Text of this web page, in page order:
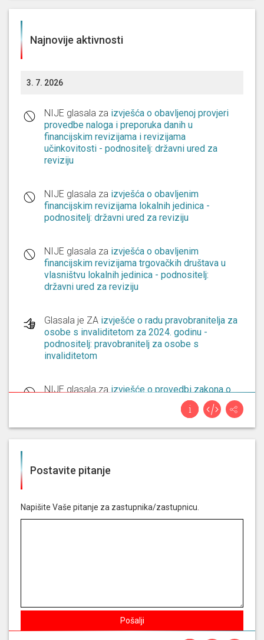
Najnovije aktivnosti
3. 7. 2026
NIJE glasala za izvješća o obavljenoj provjeri
provedbe naloga i preporuka danih u
financijskim revizijama i revizijama
učinkovitosti - podnositelj: državni ured za
reviziju
NIJE glasala za izvješća o obavljenim
financijskim revizijama lokalnih jedinica -
podnositelj: državni ured za reviziju
NIJE glasala za izvješća o obavljenim
financijskim revizijama trgovačkih društava u
vlasništvu lokalnih jedinica - podnositelj:
državni ured za reviziju
Glasala je ZA izvješće o radu pravobranitelja za
osobe s invaliditetom za 2024. godinu -
podnositelj: pravobranitelj za osobe s
invaliditetom
NIJE glasala zaizvješće o provedbi zakona o
pravu na pristup informacijama za 2025. godinu
- podnositelj: povjerenik za informiranje
o poslovanju poliklinike medikol s hrvatskim
institucionalnim propustima i nezakonitostima
u ugovaranju i financiranju dijagnostičkih
Glasala je ZAodluka o povlačenju pripadnika
oružanih snaga republike hrvatske iz misije i
operacije potpore miru - izvješće - podnositelj:
Postavite pitanje
Napišite Vaše pitanje za zastupnika/zastupnicu.
Pošalji